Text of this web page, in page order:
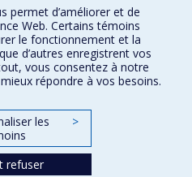
permet d’améliorer et de
Web. Certains témoins
le fonctionnement et la
d’autres enregistrent vos
vous consentez à notre
répondre à vos besoins.
les
>
refuser